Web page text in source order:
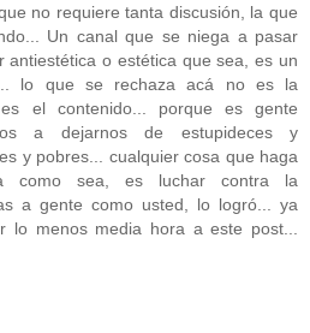
no requiere tanta discusión, la que
Un canal que se niega a pasar
antiestética o estética que sea, es un
lo que se rechaza acá no es la
el contenido... porque es gente
a dejarnos de estupideces y
y pobres... cualquier cosa que haga
como sea, es luchar contra la
a gente como usted, lo logró... ya
lo menos media hora a este post...